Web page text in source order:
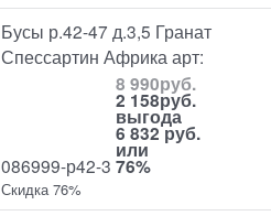
Бусы р.42-47 д.3,5 Гранат
Спессартин Африка арт:
086999-р42-3
8 990руб.
2 158руб.
выгода
6 832 руб.
или
76%
Скидка 76%